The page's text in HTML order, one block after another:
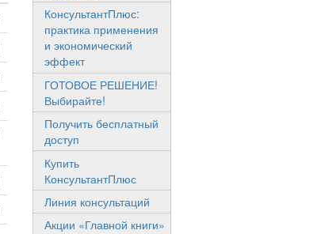
КонсультантПлюс:
практика применения
и экономический
эффект
ГОТОВОЕ РЕШЕНИЕ!
Выбирайте!
Получить бесплатный
доступ
Купить
КонсультантПлюс
Линия консультаций
Акции «Главной книги»